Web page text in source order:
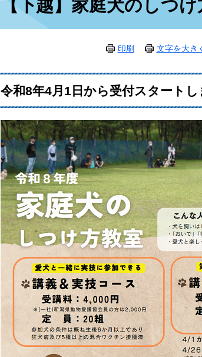
【下越】家庭犬のしつ
印刷 文字を大き
令和8年4月1日から受付スタートし